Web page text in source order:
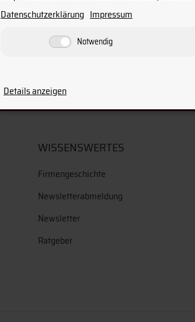
WISSENSWERTES
Firmengeschichte
Newsletterabmeldung
Newsletter
Ratgeber
Datenschutzerklärung Impressum
Notwendig
Details anzeigen